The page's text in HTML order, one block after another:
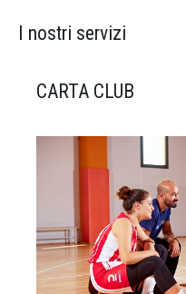
I nostri servizi
CARTA CLUB